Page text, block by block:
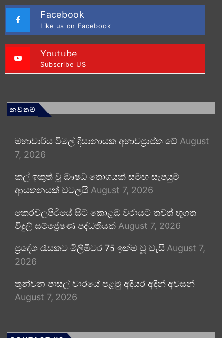
Facebook
Like us on Facebook
Youtube
Subscribe US
නවතම
මහාචාර්ය විමල් දිසානායක අභාවප්‍රාප්ත වේ August
7, 2026
කල් ඉකුත් වූ ඖෂධ තොගයක් සමඟ සැපයුම්
ආයතනයක් වටලයි August 7, 2026
කෙරවලපිටියේ සිට කොළඹ වරායට තවත් භූගත
විදුලි සම්ප්‍රේෂණ පද්ධතියක් August 7, 2026
ප්‍රදේශ රැසකට මිලිමීටර 75 ඉක්ම වූ වැසි August 7,
2026
තුන්වන පාසල් වාරයේ පළමු අදියර අදින් අවසන්
August 7, 2026